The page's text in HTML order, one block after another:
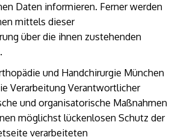
Daten informieren. Ferner werden
mittels dieser
über die ihnen zustehenden
und Handchirurgie München
Verarbeitung Verantwortlicher
und organisatorische Maßnahmen
möglichst lückenlosen Schutz der
verarbeiteten